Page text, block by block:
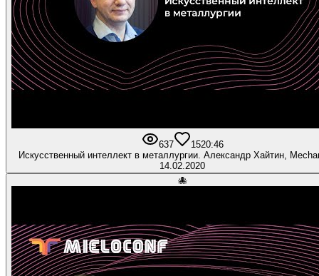
637 1520:46
Искусственный интеллект в металлургии. Александр Хайтин,
14.02.2020
🐙